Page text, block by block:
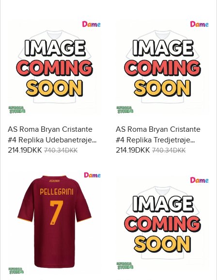
AS Roma Bryan Cristante
#4 Replika Udebanetrøje
Dame 2025-26 Kortærmet
214.19DKK 740.34DKK
AS Roma Bryan Cristante
#4 Replika Tredjetrøje
Dame 2025-26 Kortærmet
214.19DKK 740.34DKK